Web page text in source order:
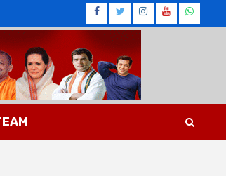
Facebook
Twitter
Instagram